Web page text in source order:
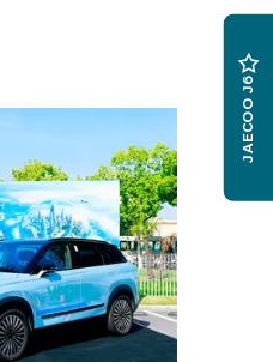
JAECOO J6